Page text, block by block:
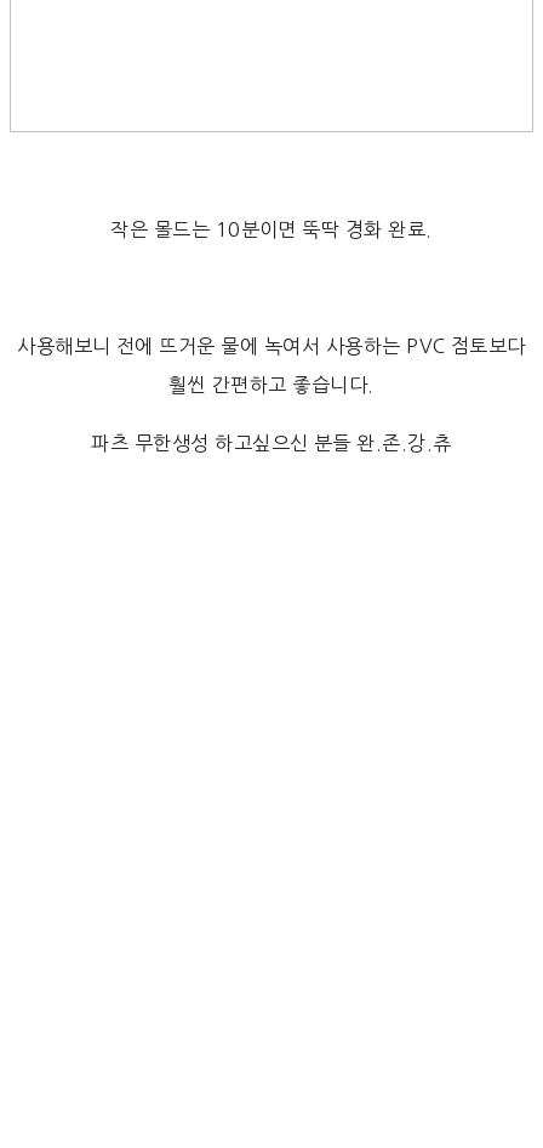
작은 몰드는 10분이면 뚝딱 경화 완료.
사용해보니 전에 뜨거운 물에 녹여서 사용하는 PVC 점토보다
훨씬 간편하고 좋습니다.
파츠 무한생성 하고싶으신 분들 완.존.강.츄